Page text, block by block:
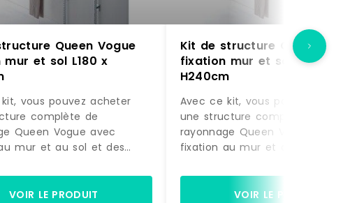
Queen Vogue
et sol L180 x
vous pouvez acheter
complète de
Queen Vogue avec
mur et au sol et des
prête à être montée.
de 4 étagères et de 2 bras
VOIR LE PRODUIT
Kit de structure Queen
fixation mur et sol L180 x
H240cm
Avec ce kit, vous pouvez acheter
une structure complète de
rayonnage Queen Vogue avec
fixation au mur et au sol et des
la photo, prête à être montée.
Equipée de 4 étagères et de 2
VOIR LE PRODUIT